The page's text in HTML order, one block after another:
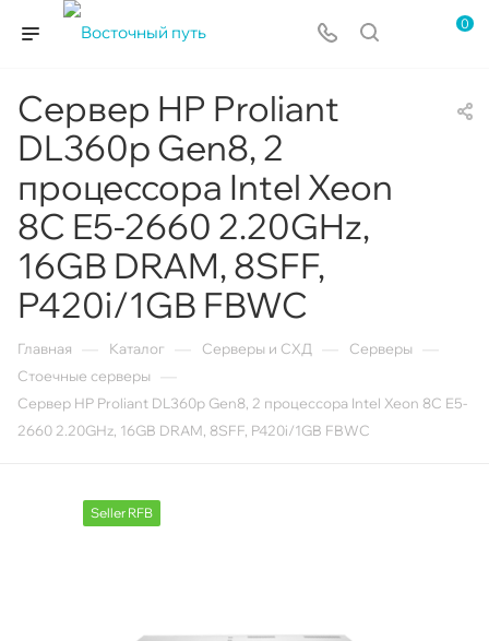
0
Сервер HP Proliant
DL360p Gen8, 2
процессора Intel Xeon
8C E5-2660 2.20GHz,
16GB DRAM, 8SFF,
P420i/1GB FBWC
Главная Каталог Серверы и СХД Серверы
Стоечные серверы
Сервер HP Proliant DL360p Gen8, 2 процессора Intel Xeon 8C E5-
2660 2.20GHz, 16GB DRAM, 8SFF, P420i/1GB FBWC
Seller RFB